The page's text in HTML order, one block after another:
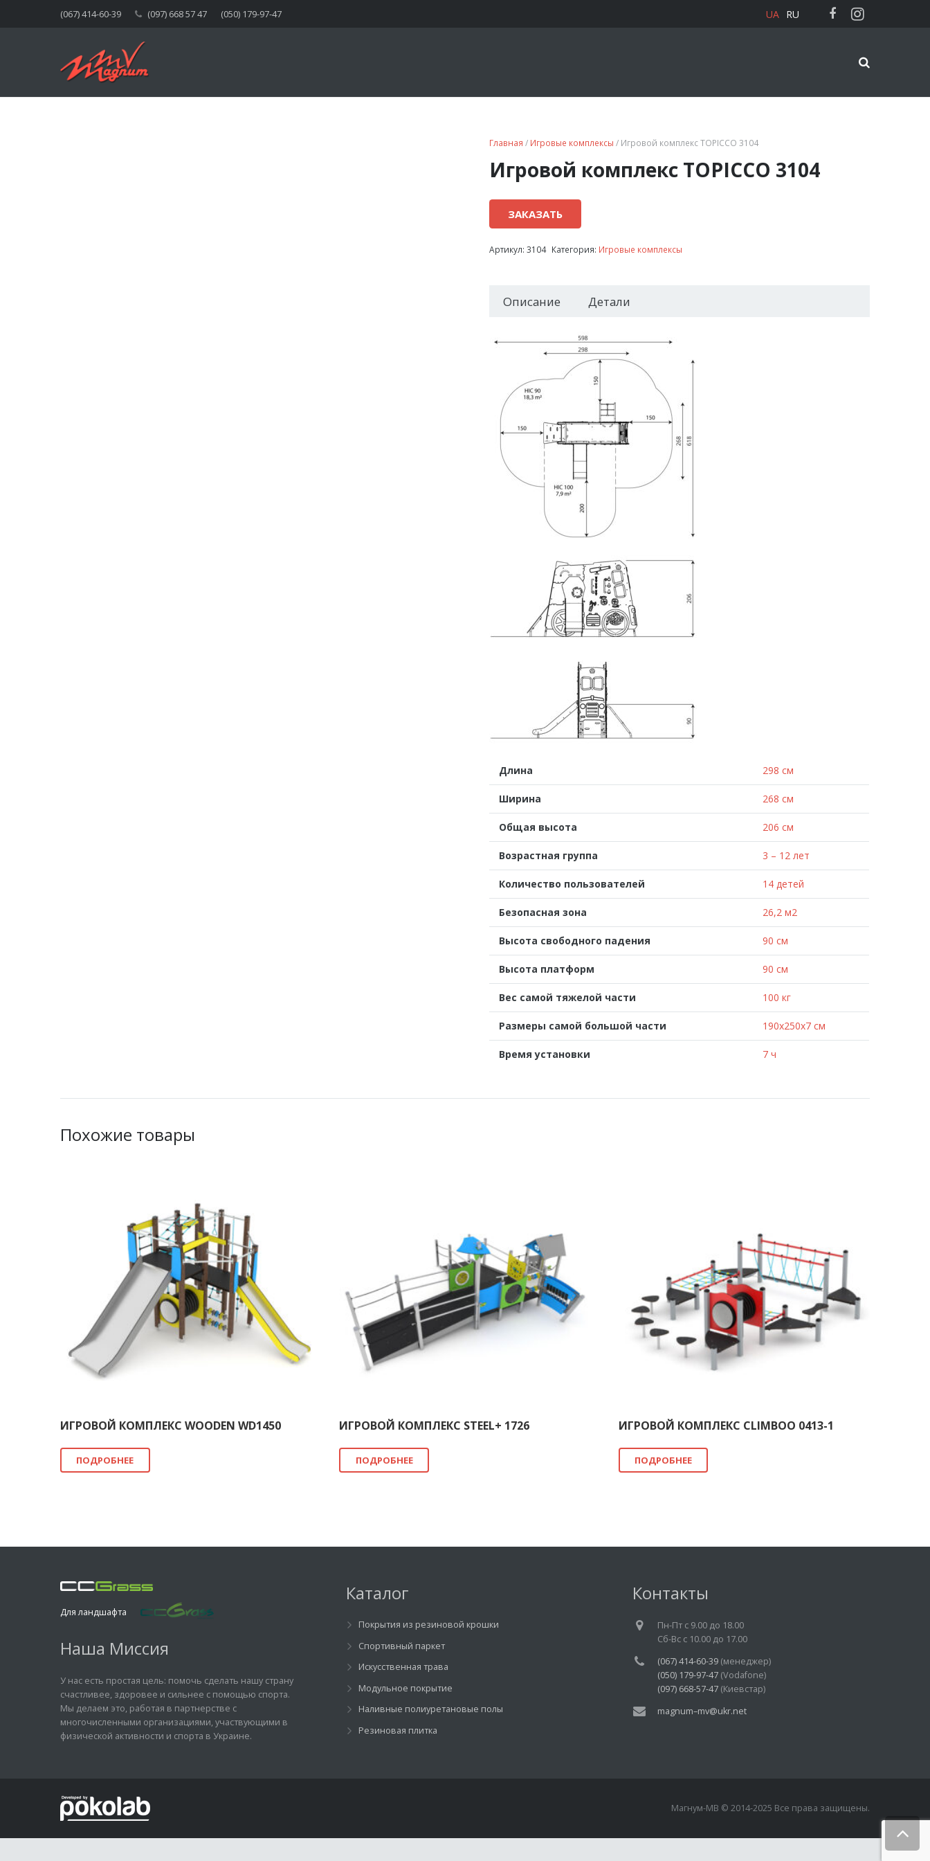
(067) 414-60-39 (097) 668 57 47 (050) 179-97-47 UA RU
Главная / Игровые комплексы / Игровой комплекс TOPICCO 3104
Игровой комплекс TOPICCO 3104
ЗАКАЗАТЬ
Артикул:3104 Категория: Игровые комплексы
Описание Детали
Длина 298 см
Ширина 268 см
Общая высота 206 см
Возрастная группа 3 – 12 лет
Количество пользователей 14 детей
Безопасная зона 26,2 м2
Высота свободного падения 90 см
Высота платформ 90 см
Вес самой тяжелой части 100 кг
Размеры самой большой части 190x250x7 см
Время установки 7 ч
Похожие товары
ИГРОВОЙ КОМПЛЕКС WOODEN WD1450
ПОДРОБНЕЕ
ИГРОВОЙ КОМПЛЕКС STEEL+ 1726
ПОДРОБНЕЕ
ИГРОВОЙ КОМПЛЕКС CLIMBOO 0413-1
ПОДРОБНЕЕ
Для ландшафта
Наша Миссия
У нас есть простая цель: помочь сделать нашу страну
счастливее, здоровее и сильнее с помощью спорта.
Мы делаем это, работая в партнерстве с
многочисленными организациями, участвующими в
физической активности и спорта в Украине.
Каталог
Покрытия из резиновой крошки
Спортивный паркет
Искусственная трава
Модульное покрытие
Наливные полиуретановые полы
Резиновая плитка
Контакты
Пн-Пт c 9.00 до 18.00
Cб-Вс с 10.00 до 17.00
(067) 414-60-39(менеджер)
(050) 179-97-47(Vodafone)
(097) 668-57-47(Киевстар)
magnum–mv@ukr.net
Магнум-МВ © 2014-2025 Все права защищены.